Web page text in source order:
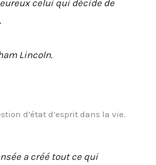
celui qui décide de
Lincoln.
d’état d’esprit dans la vie.
a créé tout ce qui